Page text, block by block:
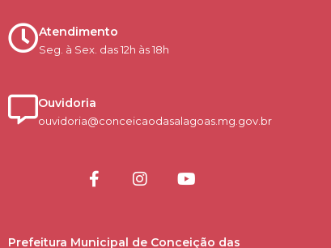
Atendimento
Seg. à Sex. das 12h às 18h
Ouvidoria
ouvidoria@conceicaodasalagoas.mg.gov.br
Prefeitura Municipal de Conceição das